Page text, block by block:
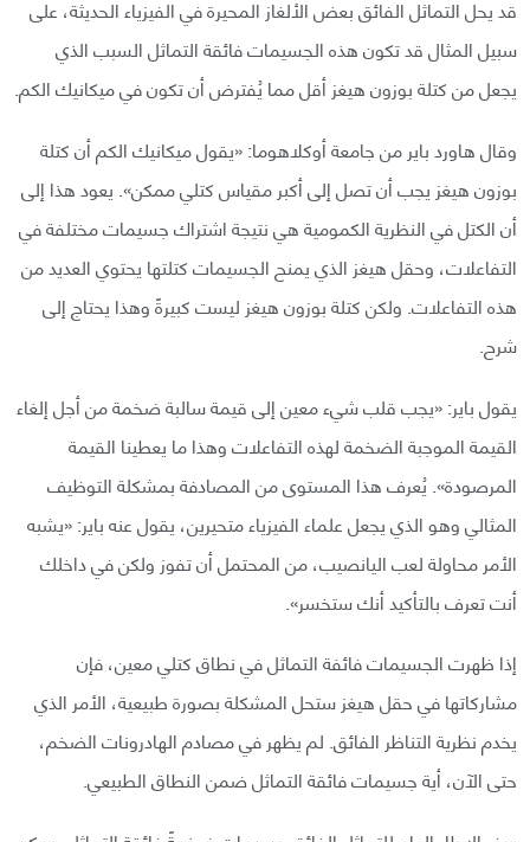
قد يحل التماثل الفائق بعض الألغاز المحيرة في الفيزياء الحديثة، على
سبيل المثال قد تكون هذه الجسيمات فائقة التماثل السبب الذي
يجعل من كتلة بوزون هيغز أقل مما يُفترض أن تكون في ميكانيك الكم.
وقال هاورد باير من جامعة أوكلاهوما: «يقول ميكانيك الكم أن كتلة
بوزون هيغز يجب أن تصل إلى أكبر مقياس كتلي ممكن». يعود هذا إلى
أن الكتل في النظرية الكمومية هي نتيجة اشتراك جسيمات مختلفة في
التفاعلات، وحقل هيغز الذي يمنح الجسيمات كتلتها يحتوي العديد من
هذه التفاعلات. ولكن كتلة بوزون هيغز ليست كبيرةً وهذا يحتاج إلى
شرح.
يقول باير: «يجب قلب شيء معين إلى قيمة سالبة ضخمة من أجل إلغاء
القيمة الموجبة الضخمة لهذه التفاعلات وهذا ما يعطينا القيمة
المرصودة». يُعرف هذا المستوى من المصادفة بمشكلة التوظيف
المثالي وهو الذي يجعل علماء الفيزياء متحيرين، يقول عنه باير: «يشبه
الأمر محاولة لعب اليانصيب، من المحتمل أن تفوز ولكن في داخلك
أنت تعرف بالتأكيد أنك ستخسر».
إذا ظهرت الجسيمات فائفة التماثل في نطاق كتلي معين، فإن
مشاركاتها في حقل هيغز ستحل المشكلة بصورة طبيعية، الأمر الذي
يخدم نظرية التناظر الفائق. لم يظهر في مصادم الهادرونات الضخم،
حتى الآن، أية جسيمات فائقة التماثل ضمن النطاق الطبيعي.